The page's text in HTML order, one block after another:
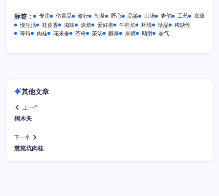
标签： 专注 仿冒品 修行 制茶 匠心 品鉴 山场 岩韵 工艺
底蕴
慢生活
桂皮香 滋味 烘焙 爱好者 牛栏坑 环境 珍品
稀缺性
等待
肉桂 花果香 茶树 茶汤 醇厚 采摘 顺滑 香气
其他文章
上一个
桐木关
下一个
慧苑坑肉桂